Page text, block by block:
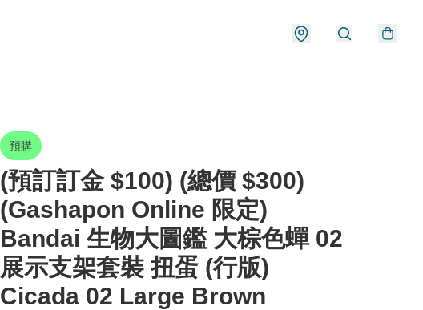
預購
(預訂訂金 $100) (總價 $300)
(Gashapon Online 限定)
Bandai 生物大圖鑑 大棕色蟬 02
展示支架套裝 扭蛋 (行版)
Cicada 02 Large Brown